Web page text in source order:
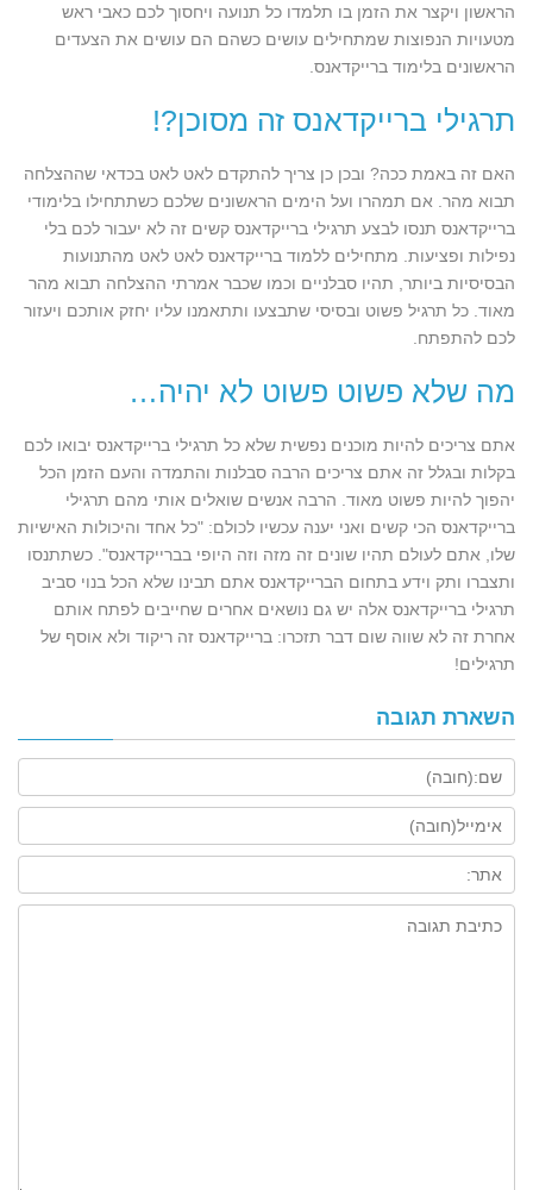
הראשון ויקצר את הזמן בו תלמדו כל תנועה ויחסוך לכם כאבי ראש
מטעויות הנפוצות שמתחילים עושים כשהם הם עושים את הצעדים
הראשונים בלימוד ברייקדאנס.
תרגילי ברייקדאנס זה מסוכן?!
האם זה באמת ככה? ובכן כן צריך להתקדם לאט לאט בכדאי שההצלחה
תבוא מהר. אם תמהרו ועל הימים הראשונים שלכם כשתתחילו בלימודי
ברייקדאנס תנסו לבצע תרגילי ברייקדאנס קשים זה לא יעבור לכם בלי
נפילות ופציעות. מתחילים ללמוד ברייקדאנס לאט לאט מהתנועות
הבסיסיות ביותר, תהיו סבלניים וכמו שכבר אמרתי ההצלחה תבוא מהר
מאוד. כל תרגיל פשוט ובסיסי שתבצעו ותתאמנו עליו יחזק אותכם ויעזור
לכם להתפתח.
מה שלא פשוט פשוט לא יהיה…
אתם צריכים להיות מוכנים נפשית שלא כל תרגילי ברייקדאנס יבואו לכם
בקלות ובגלל זה אתם צריכים הרבה סבלנות והתמדה והעם הזמן הכל
יהפוך להיות פשוט מאוד. הרבה אנשים שואלים אותי מהם תרגילי
ברייקדאנס הכי קשים ואני יענה עכשיו לכולם: "כל אחד והיכולות האישיות
שלו, אתם לעולם תהיו שונים זה מזה וזה היופי בברייקדאנס". כשתתנסו
ותצברו ותק וידע בתחום הברייקדאנס אתם תבינו שלא הכל בנוי סביב
תרגילי ברייקדאנס אלה יש גם נושאים אחרים שחייבים לפתח אותם
אחרת זה לא שווה שום דבר תזכרו: ברייקדאנס זה ריקוד ולא אוסף של
תרגילים!
השארת תגובה